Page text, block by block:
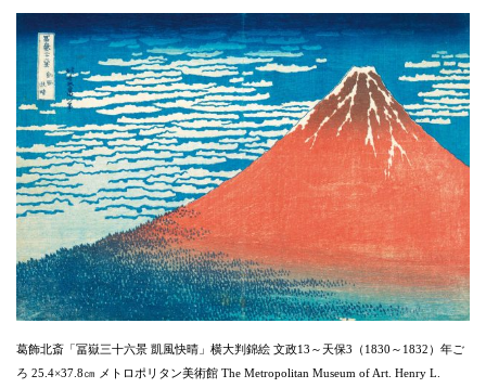
葛飾北斎「冨嶽三十六景 凱風快晴」横大判錦絵 文政13～天保3（1830～1832）年ご
ろ 25.4×37.8㎝ メトロポリタン美術館 The Metropolitan Museum of Art. Henry L.